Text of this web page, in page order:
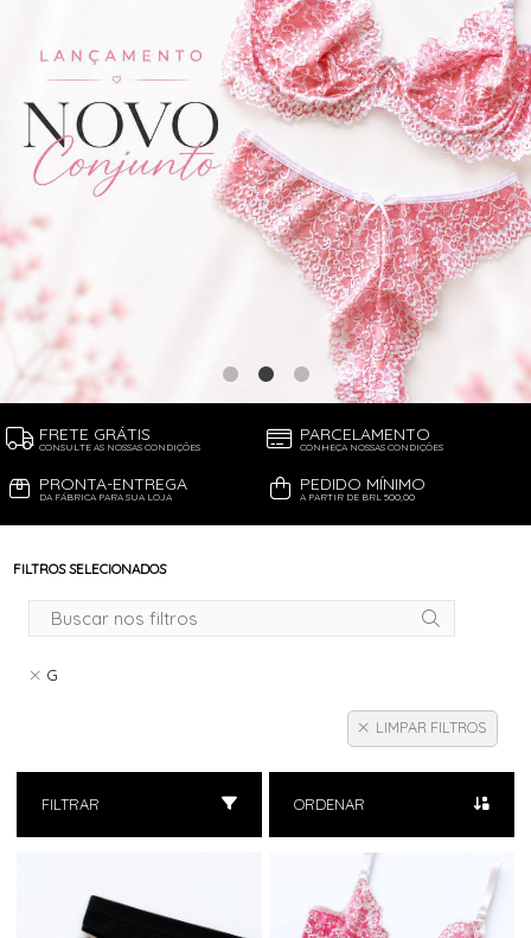
FRETE GRÁTIS
CONSULTE AS NOSSAS CONDIÇÕES
PARCELAMENTO
CONHEÇA NOSSAS CONDIÇÕES
PRONTA-ENTREGA
DA FÁBRICA PARA SUA LOJA
PEDIDO MÍNIMO
A PARTIR DE BRL 500,00
FILTROS SELECIONADOS
G
LIMPAR FILTROS
FILTRAR ORDENAR